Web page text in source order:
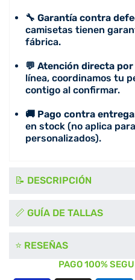
🔧 Garantía contra
camisetas tienen
fábrica.
💬 Atención directa
línea, coordinamos tu
contigo al confirmar.
🚚 Pago contra
en stock (no aplica
personalizados).
📝 DESCRIPCIÓN
📏 GUÍA DE TALLAS
⭐ RESEÑAS
PAGO 100%